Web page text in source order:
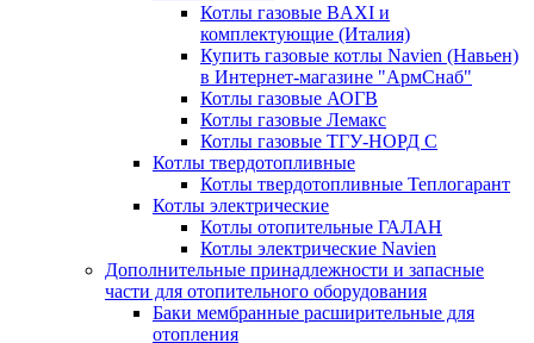
Котлы газовые BAXI и
комплектующие (Италия)
Купить газовые котлы Navien (Навьен)
в Интернет-магазине "АрмСнаб"
Котлы газовые АОГВ
Котлы газовые Лемакс
Котлы газовые ТГУ-НОРД С
Котлы твердотопливные
Котлы твердотопливные Теплогарант
Котлы электрические
Котлы отопительные ГАЛАН
Котлы электрические Navien
Дополнительные принадлежности и запасные
части для отопительного оборудования
Баки мембранные расширительные для
отопления